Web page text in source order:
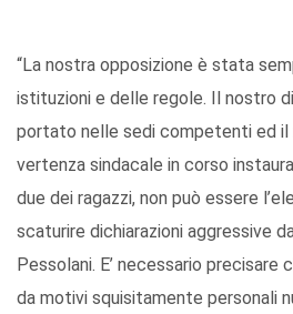
“La nostra opposizione è stata
istituzioni e delle regole. Il nostro
portato nelle sedi competenti ed il
vertenza sindacale in corso
due dei ragazzi, non può essere
scaturire dichiarazioni aggressive
Pessolani. E’ necessario
da motivi squisitamente personali